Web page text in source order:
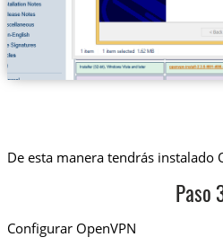
De esta manera tendrás instalado
Paso
Configurar OpenVPN